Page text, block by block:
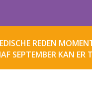
REDEN
SEPTEMBER KAN ER